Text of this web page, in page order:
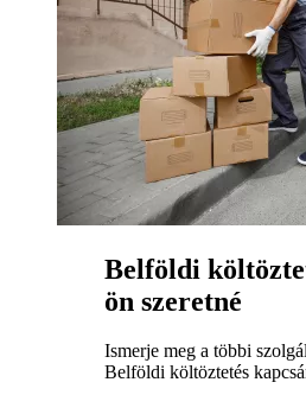
Belföldi
ön szeretné
Ismerje meg a többi
Belföldi költöztetés